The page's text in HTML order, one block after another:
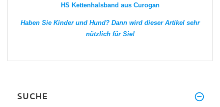
HS Kettenhalsband aus Curogan
Haben Sie Kinder und Hund? Dann wird dieser Artikel sehr
nützlich für Sie!
SUCHE